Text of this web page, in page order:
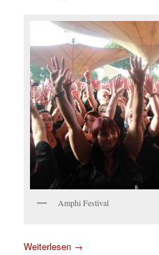
Amphi Festival
Weiterlesen →